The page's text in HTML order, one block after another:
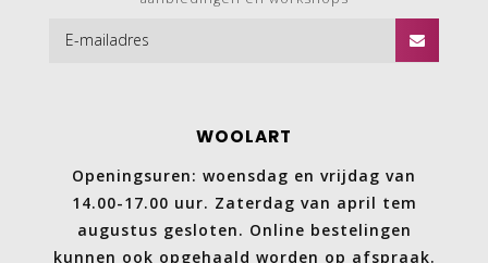
WOOLART
Openingsuren: woensdag en vrijdag van
14.00-17.00 uur. Zaterdag van april tem
augustus gesloten. Online bestelingen
kunnen ook opgehaald worden op afspraak.